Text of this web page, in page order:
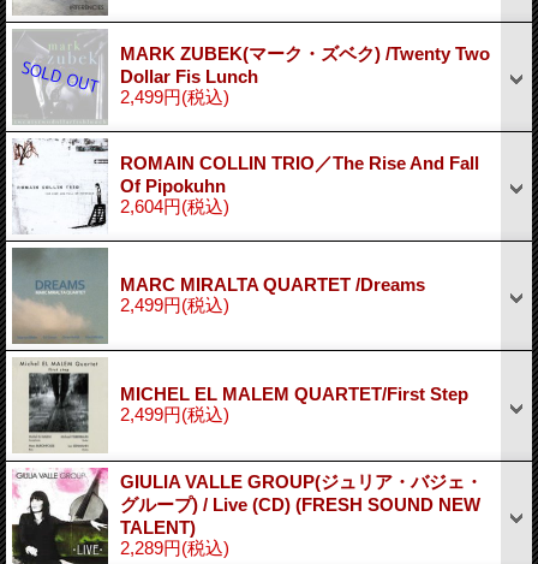
MARK ZUBEK(マーク・ズベク) /Twenty Two
Dollar Fis Lunch
2,499円(税込)
ROMAIN COLLIN TRIO／The Rise And Fall
Of Pipokuhn
2,604円(税込)
MARC MIRALTA QUARTET /Dreams
2,499円(税込)
MICHEL EL MALEM QUARTET/First Step
2,499円(税込)
GIULIA VALLE GROUP(ジュリア・バジェ・
グループ) / Live (CD) (FRESH SOUND NEW
TALENT)
2,289円(税込)